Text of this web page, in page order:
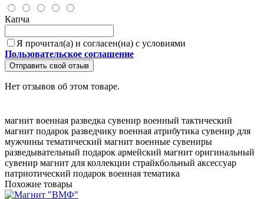
Капча
Я прочитал(а) и согласен(на) с условиями
Пользовательское соглашение
Отправить свой отзыв
Нет отзывов об этом товаре.
магнит военная разведка сувенир военный тактический
магнит подарок разведчику военная атрибутика сувенир для
мужчины тематический магнит военные сувениры
разведывательный подарок армейский магнит оригинальный
сувенир магнит для коллекции страйкбольный аксессуар
патриотический подарок военная тематика
Похожие товары